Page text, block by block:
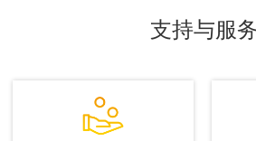
支持与服